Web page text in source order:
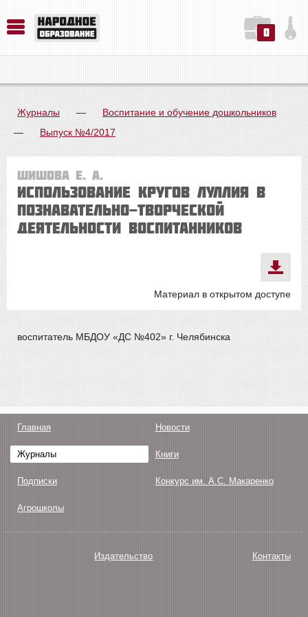
0
Журналы —
Воспитание и обучение дошкольников
—
Выпуск №4/2017
Шишова Е. А.
Использование кругов Луллия в
познавательно-творческой
деятельности воспитанников
Материал в открытом доступе
воспитатель МБДОУ «ДС №402» г. Челябинска
Главная Новости
Журналы Книги
Подписки Конкурс им. А.С. Макаренко
Агрошколы
Издательство Контакты